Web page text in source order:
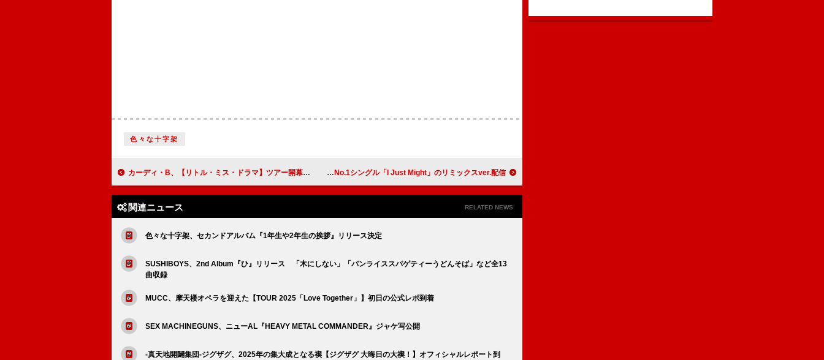
色々な十字架
カーディ・B、【リトル・ミス・ドラマ】ツアー開幕 初日全37曲セットリストが明らかに ブルーノ・マーズ、全米No.1シングル「I Just Might」のリミックスver.配信
関連ニュース RELATED NEWS
色々な十字架、セカンドアルバム『1年生や2年生の挨拶』リリース決定
SUSHIBOYS、2nd Album『ひ』リリース 「木にしない」「パンライススパゲティーうどんそば」など全13
曲収録
MUCC、摩天楼オペラを迎えた【TOUR 2025「Love Together」】初日の公式レポ到着
SEX MACHINEGUNS、ニューAL『HEAVY METAL COMMANDER』ジャケ写公開
-真天地開闢集団-ジグザグ、2025年の集大成となる禊【ジグザグ 大晦日の大禊！】オフィシャルレポート到